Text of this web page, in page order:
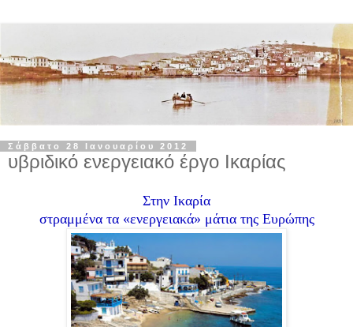
Σάββατο 28 Ιανουαρίου 2012
υβριδικό ενεργειακό έργο Ικαρίας
Στην Ικαρία
στραμμένα τα «ενεργειακά» μάτια της Ευρώπης